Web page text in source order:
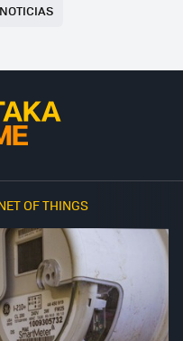
OF THINGS